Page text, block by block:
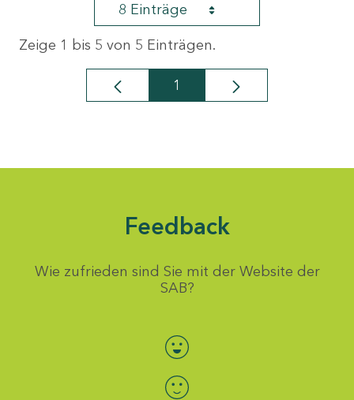
8 Einträge
Zeige 1 bis 5 von 5 Einträgen.
Seite
1
Feedback
Wie zufrieden sind Sie mit der Website der
SAB?
Bewertung auswählen